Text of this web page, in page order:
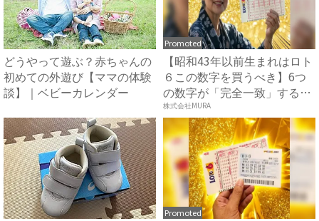
どうやって遊ぶ？赤ちゃんの
初めての外遊び【ママの体験
談】｜ベビーカレンダー
Promoted
【昭和43年以前生まれはロト
６この数字を買うべき】6つ
の数字が「完全一致」する
方...
株式会社MURA
Promoted